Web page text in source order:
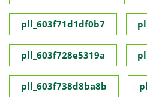
pll_603f71d1df0b7
pll_603f728e5319a
pll_603f738d8ba8b